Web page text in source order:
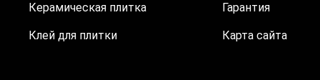
Керамическая плитка
Клей для плитки
Гарантия
Карта сайта